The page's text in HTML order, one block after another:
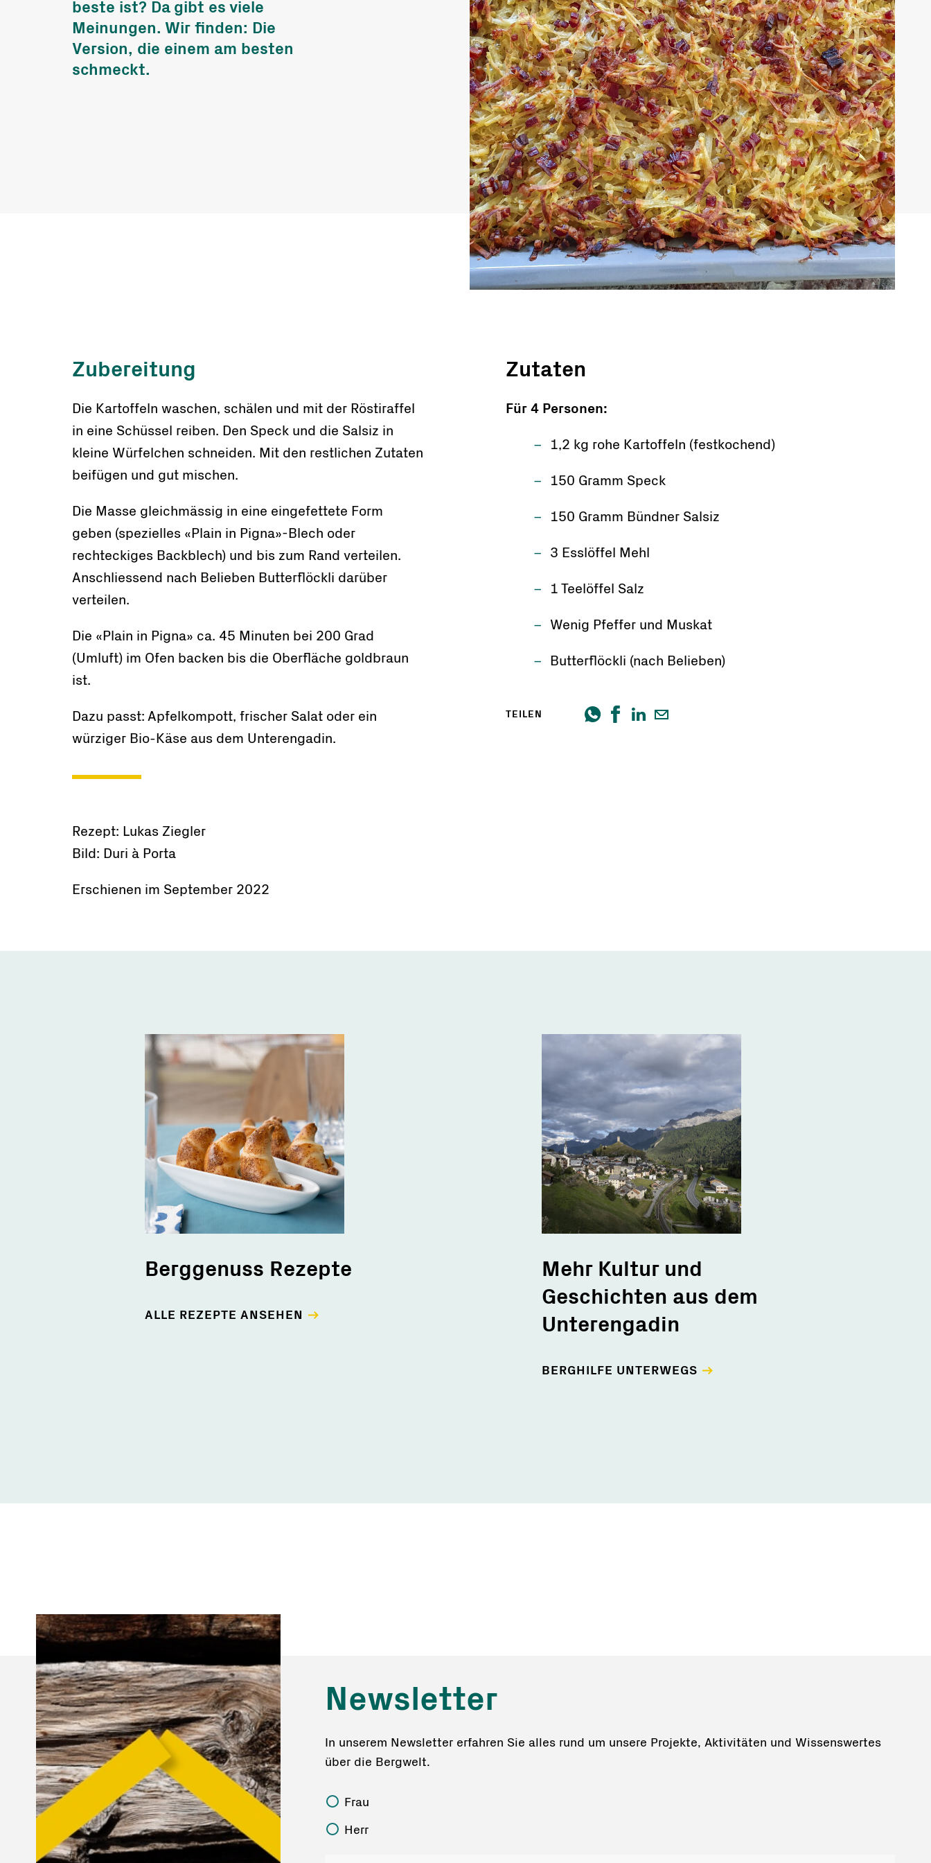
und Fonds
beste ist? Da gibt es viele
Meinungen. Wir finden: Die
Version, die einem am besten
schmeckt.
Zubereitung
Die Kartoffeln waschen, schälen und mit der Röstiraffel
in eine Schüssel reiben. Den Speck und die Salsiz in
kleine Würfelchen schneiden. Mit den restlichen Zutaten
beifügen und gut mischen.
Die Masse gleichmässig in eine eingefettete Form
geben (spezielles «Plain in Pigna»-Blech oder
rechteckiges Backblech) und bis zum Rand verteilen.
Anschliessend nach Belieben Butterflöckli darüber
verteilen.
Die «Plain in Pigna» ca. 45 Minuten bei 200 Grad
(Umluft) im Ofen backen bis die Oberfläche goldbraun
ist.
Dazu passt: Apfelkompott, frischer Salat oder ein
würziger Bio-Käse aus dem Unterengadin.
Rezept: Lukas Ziegler
Bild: Duri à Porta
Erschienen im September 2022
Zutaten
Für 4 Personen:
1,2 kg rohe Kartoffeln (festkochend)
150 Gramm Speck
150 Gramm Bündner Salsiz
3 Esslöffel Mehl
1 Teelöffel Salz
Wenig Pfeffer und Muskat
Butterflöckli (nach Belieben)
TEILEN
Berggenuss Rezepte
ALLE REZEPTE ANSEHEN
Mehr Kultur und
Geschichten aus dem
Unterengadin
BERGHILFE UNTERWEGS
Newsletter
In unserem Newsletter erfahren Sie alles rund um unsere Projekte, Aktivitäten und Wissenswertes
über die Bergwelt.
Frau
Herr